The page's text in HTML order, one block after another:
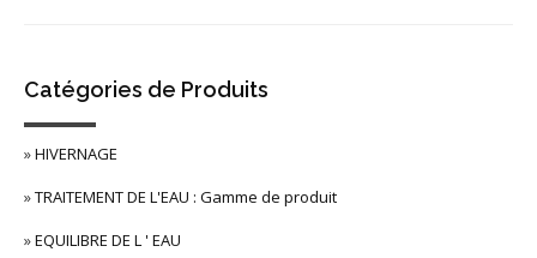
Catégories de Produits
»HIVERNAGE
»TRAITEMENT DE L'EAU : Gamme de produit
»EQUILIBRE DE L ' EAU